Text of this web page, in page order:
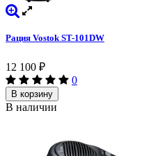
Рация Vostok ST-101DW
12 100 ₽
0
В корзину
В наличии